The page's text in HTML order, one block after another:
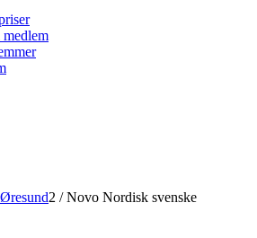
2 / Novo Nordisk svenske